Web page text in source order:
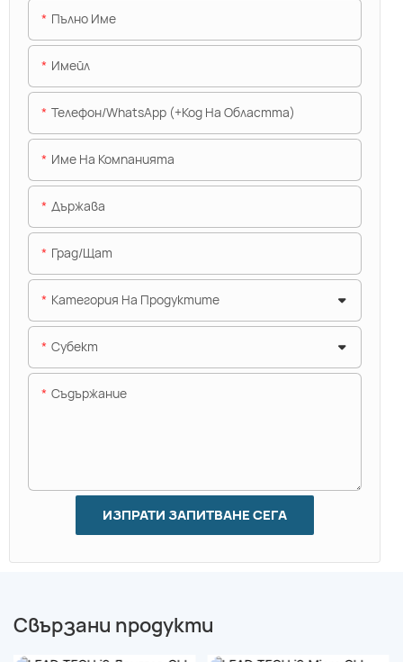
Пълно Име
Имейл
Телефон/WhatsApp (+Код На Областта)
Име На Компанията
Държава
Град/щат
Категория На Продуктите
Субект
Съдържание
ИЗПРАТИ ЗАПИТВАНЕ СЕГА
Свързани продукти